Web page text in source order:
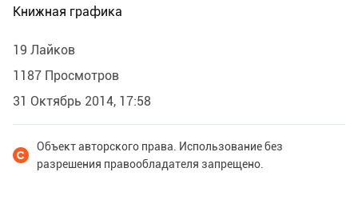
Книжная графика
19 Лайков
1187 Просмотров
31 Октябрь 2014, 17:58
Объект авторского права. Использование без
разрешения правообладателя запрещено.